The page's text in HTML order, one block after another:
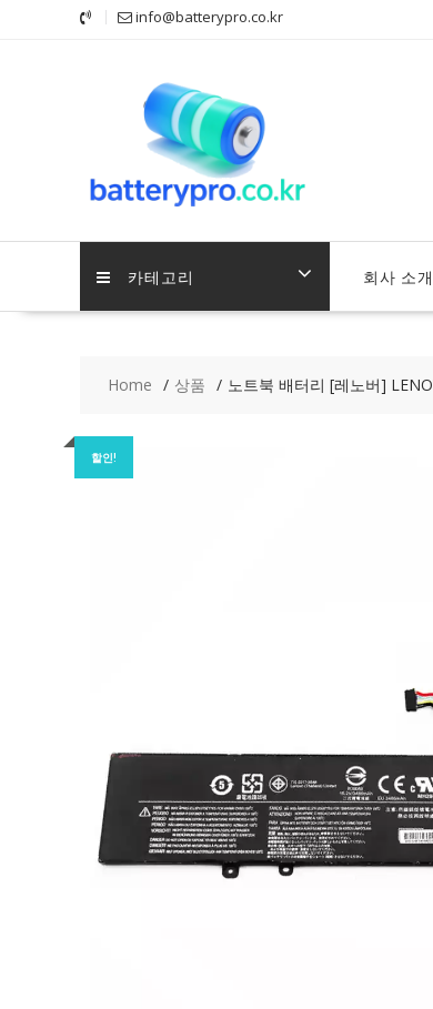
info@batterypro.co.kr
카테고리 회사 소개
Home 상품 노트북 배터리 [레노버]
할인!